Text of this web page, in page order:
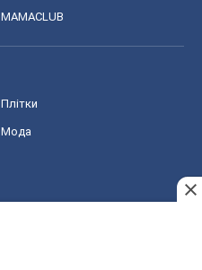
MAMACLUB
Плітки
Мода